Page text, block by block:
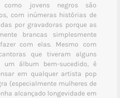
como jovens negros são
com inúmeras histórias de
por gravadoras porque as
brancas simplesmente
com elas. Mesmo com
que tiveram alguns
um álbum bem-sucedido, é
em qualquer artista pop
(especialmente mulheres de
alcançado longevidade em